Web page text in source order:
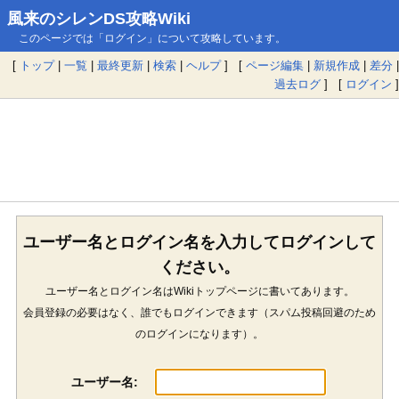
風来のシレンDS攻略Wiki
このページでは「ログイン」について攻略しています。
[ トップ| 一覧 | 最終更新 | 検索 | ヘルプ] [ ページ編集 | 新規作成 | 差分 |
過去ログ ] [ ログイン ]
ユーザー名とログイン名を入力してログインして
ください。
ユーザー名とログイン名はWikiトップページに書いてあります。
会員登録の必要はなく、誰でもログインできます（スパム投稿回避のため
のログインになります）。
ユーザー名: